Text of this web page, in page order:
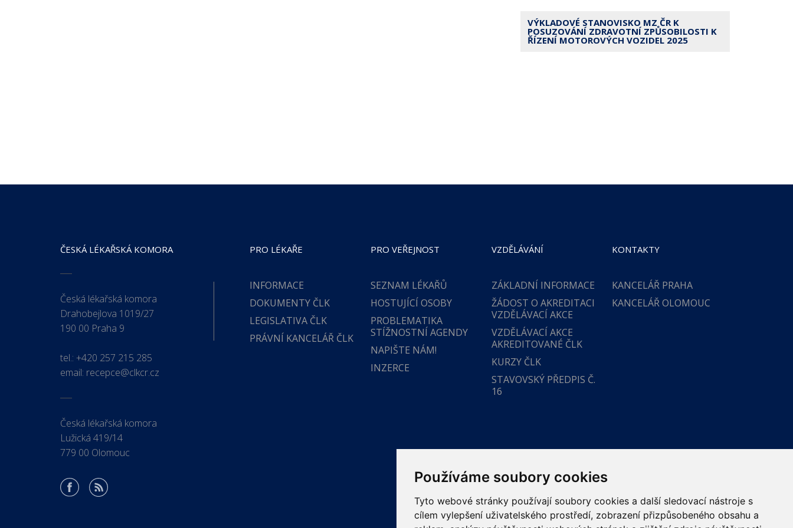
Používáme soubory cookies
Tyto webové stránky používají soubory cookies a další sledovací nástroje s
cílem vylepšení uživatelského prostředí, zobrazení přizpůsobeného obsahu a
VÝKLADOVÉ STANOVISKO MZ ČR K
POSUZOVÁNÍ ZDRAVOTNÍ ZPŮSOBILOSTI K
ŘÍZENÍ MOTOROVÝCH VOZIDEL 2025
ČESKÁ LÉKAŘSKÁ KOMORA
Česká lékařská komora
Drahobejlova 1019/27
190 00 Praha 9
tel.: +420 257 215 285
email: recepce@clkcr.cz
Česká lékařská komora
Lužická 419/14
779 00 Olomouc
PRO LÉKAŘE
INFORMACE
DOKUMENTY ČLK
LEGISLATIVA ČLK
PRÁVNÍ KANCELÁŘ ČLK
PRO VEŘEJNOST
SEZNAM LÉKAŘŮ
HOSTUJÍCÍ OSOBY
PROBLEMATIKA
STÍŽNOSTNÍ AGENDY
NAPIŠTE NÁM!
INZERCE
VZDĚLÁVÁNÍ
ZÁKLADNÍ INFORMACE
ŽÁDOST O AKREDITACI
VZDĚLÁVACÍ AKCE
VZDĚLÁVACÍ AKCE
AKREDITOVANÉ ČLK
KURZY ČLK
STAVOVSKÝ PŘEDPIS Č.
16
KONTAKTY
KANCELÁŘ PRAHA
KANCELÁŘ OLOMOUC